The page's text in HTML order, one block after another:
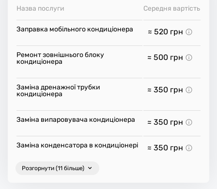
Назва послуги Середня вартість
Заправка мобільного кондиціонера ≈ 520 грн
Ремонт зовнішнього блоку
кондиціонера
≈ 500 грн
Заміна дренажної трубки
кондиціонера
≈ 350 грн
Заміна випаровувача кондиціонера ≈ 350 грн
Заміна конденсатора в кондиціонері ≈ 350 грн
Розгорнути (11 більше)